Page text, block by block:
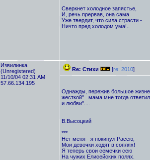
Сверкнет холодное запястье,
И, речь прервав, она сама
Уже твердит, что сила страсти -
Ничто пред холодом ума!..
Извилинка
(Unregistered)
11/10/04 02:31 AM
57.66.134.195
Re: Стихи [re: 2010]
Однажды, пережив большое
жесткой"...мама мне тогда
и любви"....
В.Высоцкий
***
Нет меня - я покинул Расею, -
Мои девочки ходят в соплях!
Я теперь свои семечки сею
На чужих Елисейских полях.